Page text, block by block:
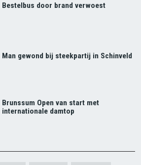
Bestelbus door brand verwoest
Man gewond bij steekpartij in Schinveld
Brunssum Open van start met
internationale damtop